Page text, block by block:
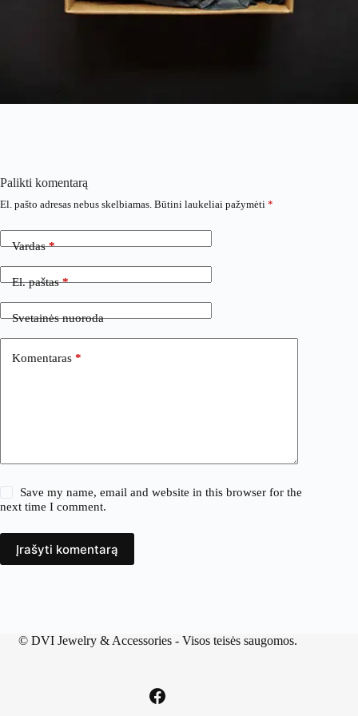
Palikti komentarą
El. pašto adresas nebus skelbiamas. Būtini laukeliai pažymėti *
Vardas*
El. paštas*
Svetainės nuoroda
Komentaras *
Save my name, email and website in this browser for the
next time I comment.
Įrašyti komentarą
© DVI Jewelry & Accessories- Visos teisės saugomos.